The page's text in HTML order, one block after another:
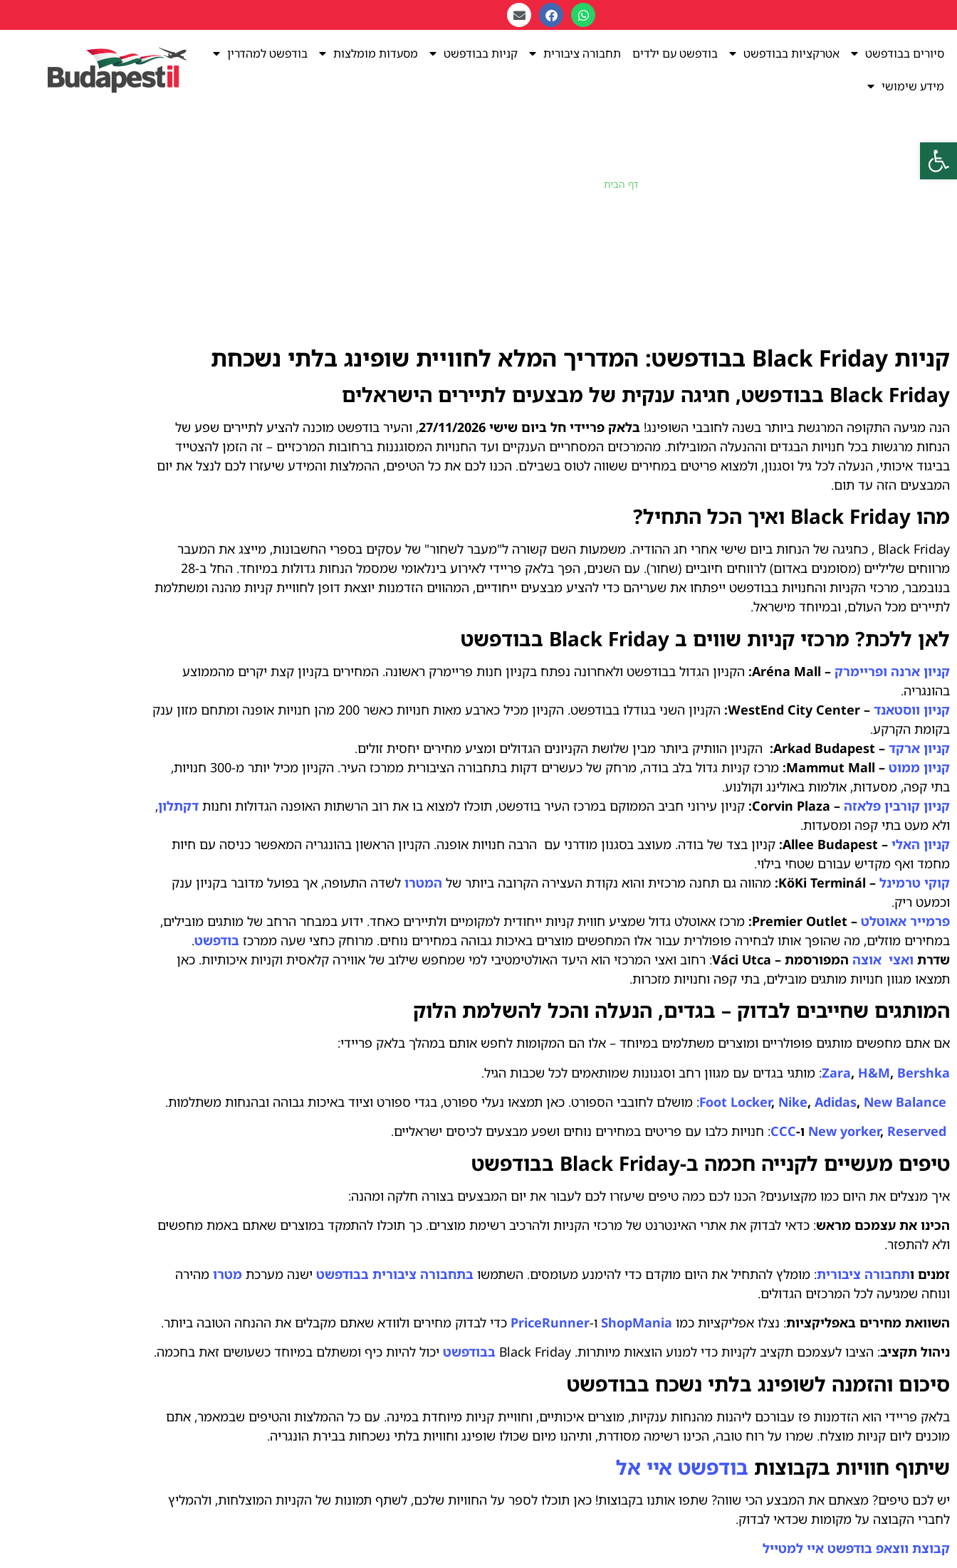
פתח סרגל נגישות
סיורים בבודפשט אטרקציות בבודפשט בודפשט עם ילדים תחבורה ציבורית קניות בבודפשט מסעדות מומלצות בודפשט למהדרין
מידע שימושי
דף הבית
קניות Black Friday בבודפשט: המדריך המלא לחוויית שופינג בלתי נשכחת
Black Friday בבודפשט, חגיגה ענקית של מבצעים לתיירים הישראלים
הנה מגיעה התקופה המרגשת ביותר בשנה לחובבי השופינג! בלאק פריידי חל ביום שישי 27/11/2026
, והעיר בודפשט מוכנה להציע לתיירים שפע של
הנחות מרגשות בכל חנויות הבגדים וההנעלה המובילות. מהמרכזים המסחריים הענקיים ועד החנויות המסוגננות ברחובות המרכזיים – זה הזמן להצטייד
בביגוד איכותי, הנעלה לכל גיל וסגנון, ולמצוא פריטים במחירים ששווה לטוס בשבילם. הכנו לכם את כל הטיפים, ההמלצות והמידע שיעזרו לכם לנצל את יום
המבצעים הזה עד תום.
מהו Black Friday ואיך הכל התחיל?
Black Friday , כחגיגה של הנחות ביום שישי אחרי חג ההודיה. משמעות השם קשורה ל"מעבר לשחור" של עסקים בספרי החשבונות, מייצג את המעבר
מרווחים שליליים (מסומנים באדום) לרווחים חיוביים (שחור). עם השנים, הפך בלאק פריידי לאירוע בינלאומי שמסמל הנחות גדולות במיוחד. החל ב-28
בנובמבר, מרכזי הקניות והחנויות בבודפשט ייפתחו את שעריהם כדי להציע מבצעים ייחודיים, המהווים הזדמנות יוצאת דופן לחוויית קניות מהנה ומשתלמת
לתיירים מכל העולם, ובמיוחד מישראל.
לאן ללכת? מרכזי קניות שווים ב Black Friday בבודפשט
קניון ארנה ופריימרק – Aréna Mall:
הקניון הגדול בבודפשט ולאחרונה נפתח בקניון חנות פריימרק ראשונה. המחירים בקניון קצת יקרים מהממוצע
בהונגריה.
קניון ווסטאנד – WestEnd City Center:
הקניון השני בגודלו בבודפשט. הקניון מכיל כארבע מאות חנויות כאשר 200 מהן חנויות אופנה ומתחם מזון ענק
בקומת הקרקע.
קניון ארקד – Arkad Budapest:
הקניון הוותיק ביותר מבין שלושת הקניונים הגדולים ומציע מחירים יחסית זולים.
קניון ממוט – Mammut Mall:
מרכז קניות גדול בלב בודה, מרחק של כעשרים דקות בתחבורה הציבורית ממרכז העיר. הקניון מכיל יותר מ-300 חנויות,
בתי קפה, מסעדות, אולמות באולינג וקולנוע.
קניון קורבין פלאזה – Corvin Plaza: קניון עירוני חביב הממוקם במרכז העיר בודפשט, תוכלו למצוא בו את רוב הרשתות האופנה הגדולות וחנות דקתלון,
ולא מעט בתי קפה ומסעדות.
קניון האלי – Allee Budapest:
קניון בצד של בודה. מעוצב בסגנון מודרני עם הרבה חנויות אופנה. הקניון הראשון בהונגריה המאפשר כניסה עם חיות
מחמד ואף מקדיש עבורם שטחי בילוי.
קוקי טרמינל –
KöKi Terminál: מהווה גם תחנה מרכזית והוא נקודת העצירה הקרובה ביותר של המטרו לשדה התעופה, אך בפועל מדובר בקניון ענק
וכמעט ריק.
פרמייר אאוטלט – Premier Outlet:
מרכז אאוטלט גדול שמציע חווית קניות ייחודית למקומיים ולתיירים כאחד. ידוע במבחר הרחב של מותגים מובילים,
במחירים מוזלים, מה שהופך אותו לבחירה פופולרית עבור אלו המחפשים מוצרים באיכות גבוהה במחירים נוחים. מרוחק כחצי שעה ממרכז בודפשט.
שדרת ואצי אוצה המפורסמת – Váci Utca
: רחוב ואצי המרכזי הוא היעד האולטימטיבי למי שמחפש שילוב של אווירה קלאסית וקניות איכותיות. כאן
תמצאו מגוון חנויות מותגים מובילים, בתי קפה וחנויות מזכרות.
המותגים שחייבים לבדוק – בגדים, הנעלה והכל להשלמת הלוק
אם אתם מחפשים מותגים פופולריים ומוצרים משתלמים במיוחד – אלו הם המקומות לחפש אותם במהלך בלאק פריידי:
Zara, H&M, Bershka
: מותגי בגדים עם מגוון רחב וסגנונות שמותאמים לכל שכבות הגיל.
Foot Locker, Nike, Adidas, New Balance
: מושלם לחובבי הספורט. כאן תמצאו נעלי ספורט, בגדי ספורט וציוד באיכות גבוהה ובהנחות משתלמות.
New yorker, Reserved ו-CCC: חנויות כלבו עם פריטים במחירים נוחים ושפע מבצעים לכיסים ישראליים.
טיפים מעשיים לקנייה חכמה ב-Black Friday בבודפשט
איך מנצלים את היום כמו מקצוענים? הכנו לכם כמה טיפים שיעזרו לכם לעבור את יום המבצעים בצורה חלקה ומהנה:
הכינו את עצמכם מראש: כדאי לבדוק את אתרי האינטרנט של מרכזי הקניות ולהרכיב רשימת מוצרים. כך תוכלו להתמקד במוצרים שאתם באמת מחפשים
ולא להתפזר.
זמנים ותחבורה ציבורית: מומלץ להתחיל את היום מוקדם כדי להימנע מעומסים. השתמשו בתחבורה ציבורית בבודפשט ישנה מערכת מטרו מהירה
ונוחה שמגיעה לכל המרכזים הגדולים.
השוואת מחירים באפליקציות: נצלו אפליקציות כמו ShopMania ו-PriceRunner כדי לבדוק מחירים ולוודא שאתם מקבלים את ההנחה הטובה ביותר.
ניהול תקציב: הציבו לעצמכם תקציב לקניות כדי למנוע הוצאות מיותרות. Black Friday בבודפשט יכול להיות כיף ומשתלם במיוחד כשעושים זאת בחכמה.
סיכום והזמנה לשופינג בלתי נשכח בבודפשט
בלאק פריידי הוא הזדמנות פז עבורכם ליהנות מהנחות ענקיות, מוצרים איכותיים, וחוויית קניות מיוחדת במינה. עם כל ההמלצות והטיפים שבמאמר, אתם
מוכנים ליום קניות מוצלח. שמרו על רוח טובה, הכינו רשימה מסודרת, ותיהנו מיום שכולו שופינג וחוויות בלתי נשכחות בבירת הונגריה.
שיתוף חוויות בקבוצות בודפשט איי אל
יש לכם טיפים? מצאתם את המבצע הכי שווה? שתפו אותנו בקבוצות! כאן תוכלו לספר על החוויות שלכם, לשתף תמונות של הקניות המוצלחות, ולהמליץ
לחברי הקבוצה על מקומות שכדאי לבדוק.
קבוצת ווצאפ בודפשט איי למטייל